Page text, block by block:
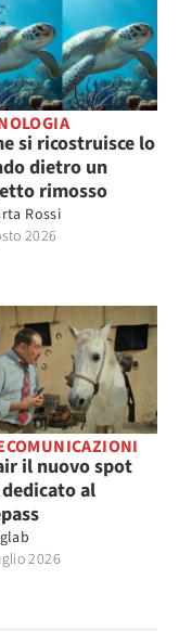
si ricostruisce lo
dietro un
rimosso
Rossi
2026
il nuovo spot
al
2026